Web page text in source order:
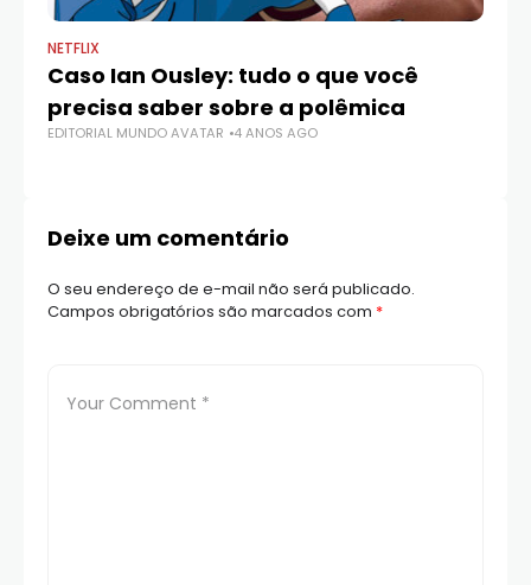
NETFLIX
Caso Ian Ousley: tudo o que você
precisa saber sobre a polêmica
EDITORIAL MUNDO AVATAR 4 ANOS AGO
Deixe um comentário
O seu endereço de e-mail não será publicado.
Campos obrigatórios são marcados com *